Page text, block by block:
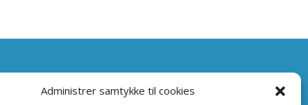
Administrer samtykke til cookies
Sundhedsforsikringer